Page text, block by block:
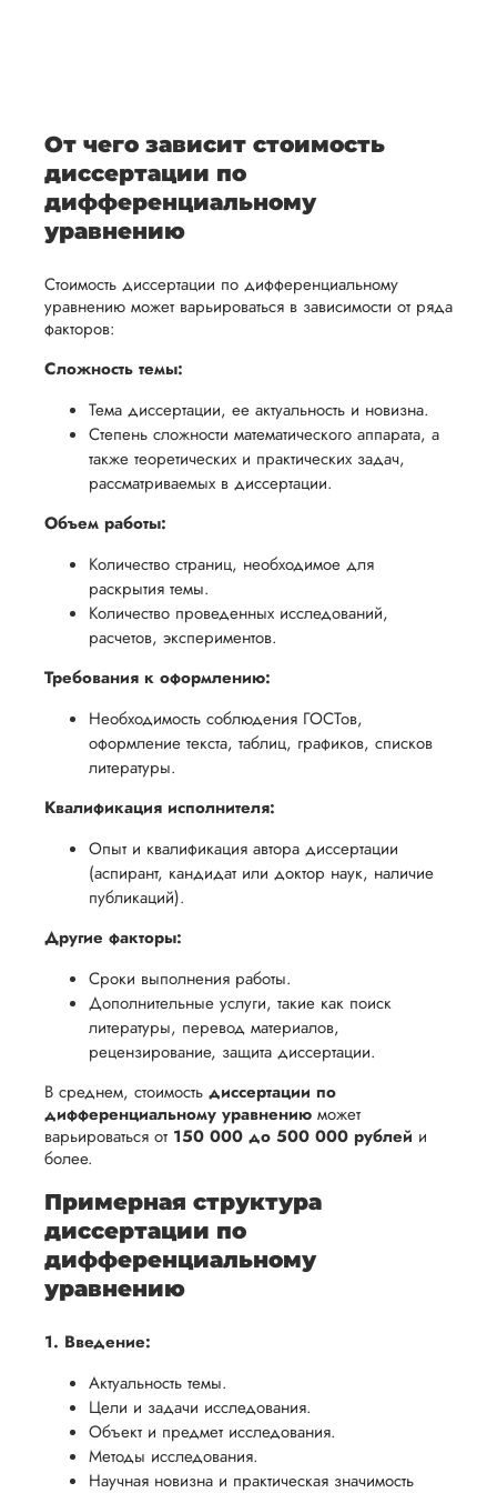
темы.
готовы
предоставить
помощь
в
презентации
и речи
защитой.
Наша
цель -
обеспечить
вам
работе и
помочь
вам
пройти
процесс
защиты
научной
работы.
и
проведения
проверки
работы,
установленная
сумма
будет
возвращена
заказчику.
стремимся
осуществлять
процесс
способом,
удобным
для вас,
разумные
сроки
после
утверждения
запроса
на
возврат.
работы. В
начале
сотрудничества
мы
обсудим
и
о сроках
чтобы
учесть
все
работы.
От чего зависит стоимость
диссертации по
дифференциальному
уравнению
Стоимость диссертации по дифференциальному
уравнению может варьироваться в зависимости от ряда
факторов:
Сложность темы:
Тема диссертации, ее актуальность и новизна.
Степень сложности математического аппарата, а
также теоретических и практических задач,
рассматриваемых в диссертации.
Объем работы:
Количество страниц, необходимое для
раскрытия темы.
Количество проведенных исследований,
расчетов, экспериментов.
Требования к оформлению:
Необходимость соблюдения ГОСТов,
оформление текста, таблиц, графиков, списков
литературы.
Квалификация исполнителя:
Опыт и квалификация автора диссертации
(аспирант, кандидат или доктор наук, наличие
публикаций).
Другие факторы:
Сроки выполнения работы.
Дополнительные услуги, такие как поиск
литературы, перевод материалов,
рецензирование, защита диссертации.
В среднем, стоимость диссертации по
дифференциальному уравнению может
варьироваться от 150 000 до 500 000 рублей и
более.
Примерная структура
диссертации по
дифференциальному
уравнению
1. Введение:
Актуальность темы.
Цели и задачи исследования.
Объект и предмет исследования.
Методы исследования.
Научная новизна и практическая значимость